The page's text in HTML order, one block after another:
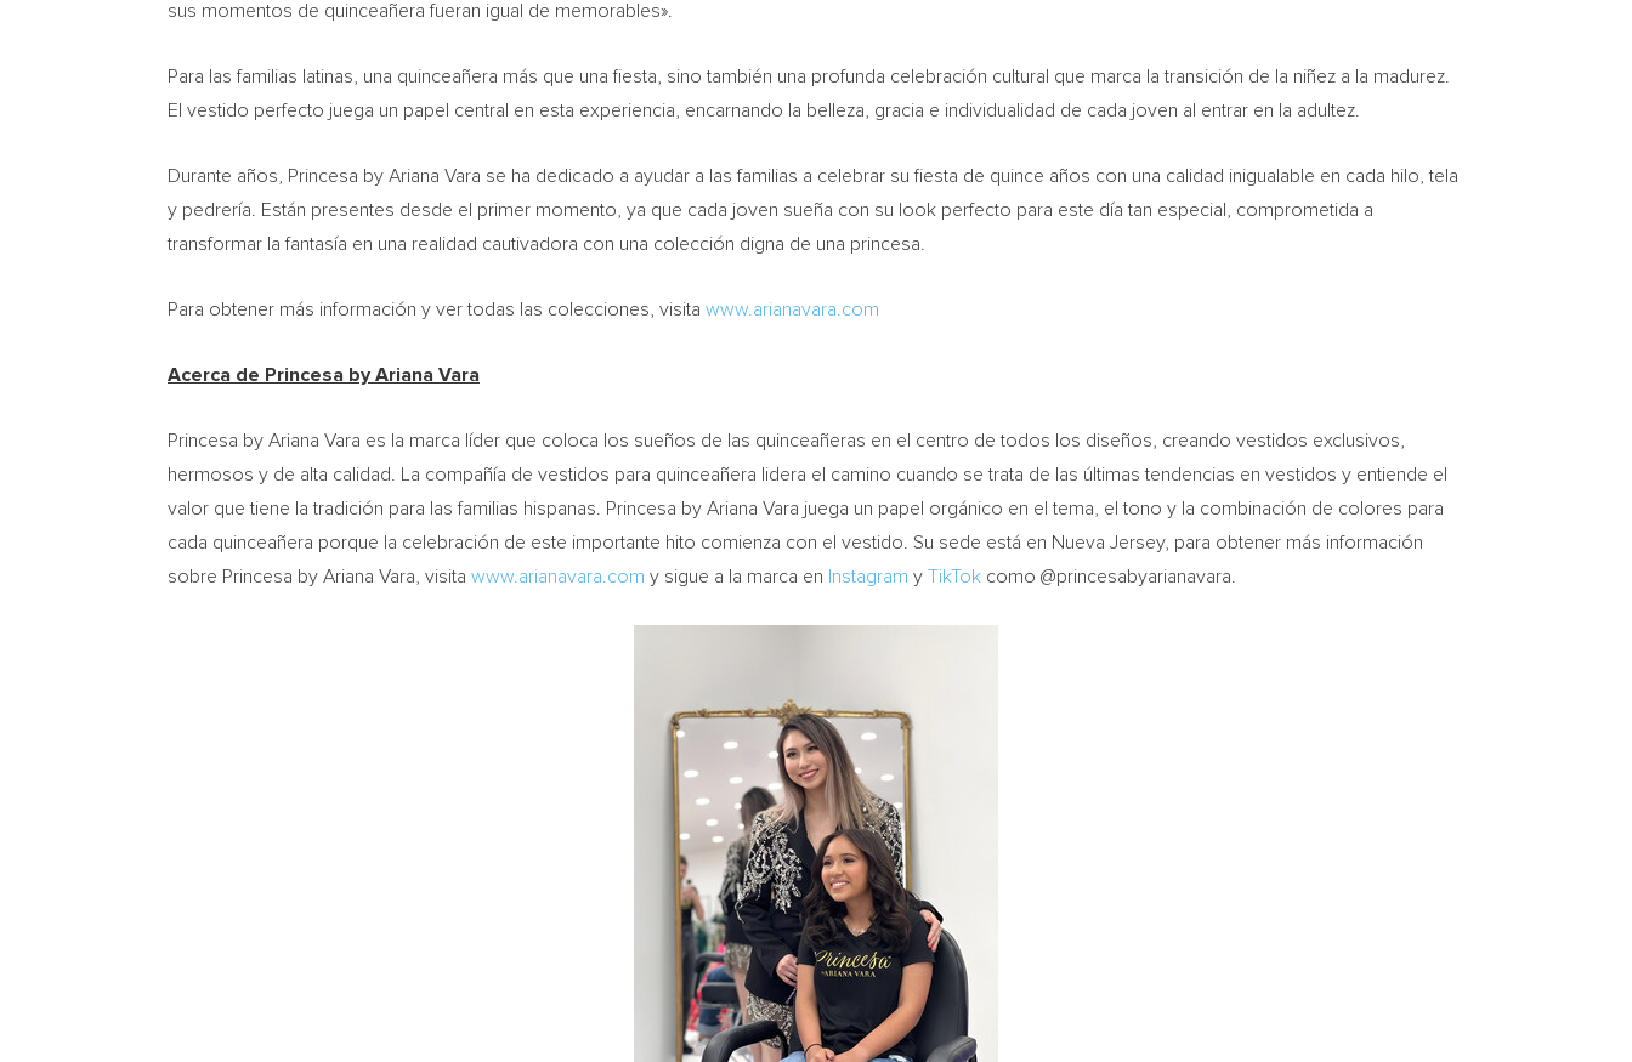
sus momentos de quinceañera fueran igual de memorables».
Para las familias latinas, una quinceañera más que una fiesta, sino también una profunda celebración cultural que marca la transición de la niñez a la madurez.
El vestido perfecto juega un papel central en esta experiencia, encarnando la belleza, gracia e individualidad de cada joven al entrar en la adultez.
Durante años, Princesa by Ariana Vara se ha dedicado a ayudar a las familias a celebrar su fiesta de quince años con una calidad inigualable en cada hilo, tela
y pedrería. Están presentes desde el primer momento, ya que cada joven sueña con su look perfecto para este día tan especial, comprometida a
transformar la fantasía en una realidad cautivadora con una colección digna de una princesa.
Para obtener más información y ver todas las colecciones, visita www.arianavara.com
Acerca de Princesa by Ariana Vara
Princesa by Ariana Vara es la marca líder que coloca los sueños de las quinceañeras en el centro de todos los diseños, creando vestidos exclusivos,
hermosos y de alta calidad. La compañía de vestidos para quinceañera lidera el camino cuando se trata de las últimas tendencias en vestidos y entiende el
valor que tiene la tradición para las familias hispanas. Princesa by Ariana Vara juega un papel orgánico en el tema, el tono y la combinación de colores para
cada quinceañera porque la celebración de este importante hito comienza con el vestido. Su sede está en Nueva Jersey, para obtener más información
sobre Princesa by Ariana Vara, visita www.arianavara.com y sigue a la marca en Instagram y TikTok como @princesabyarianavara.